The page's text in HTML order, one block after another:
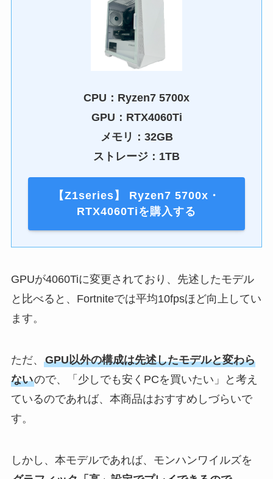
CPU：Ryzen7 5700x
GPU：RTX4060Ti
メモリ：32GB
ストレージ：1TB
【Z1series】 Ryzen7 5700x・
RTX4060Tiを購入する
GPUが4060Tiに変更されており、先述したモデル
と比べると、Fortniteでは平均10fpsほど向上してい
ます。
ただ、 GPU以外の構成は先述したモデルと変わら
ないので、「少しでも安くPCを買いたい」と考え
ているのであれば、本商品はおすすめしづらいで
す。
しかし、本モデルであれば、モンハンワイルズを